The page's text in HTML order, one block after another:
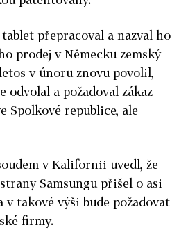
přepracoval a nazval ho
prodej v Německu zemský
v únoru znovu povolil,
odvolal a požadoval zákaz
Spolkové republice, ale
v Kalifornii uvedl, že
Samsungu přišel o asi
v takové výši bude požadovat
firmy.